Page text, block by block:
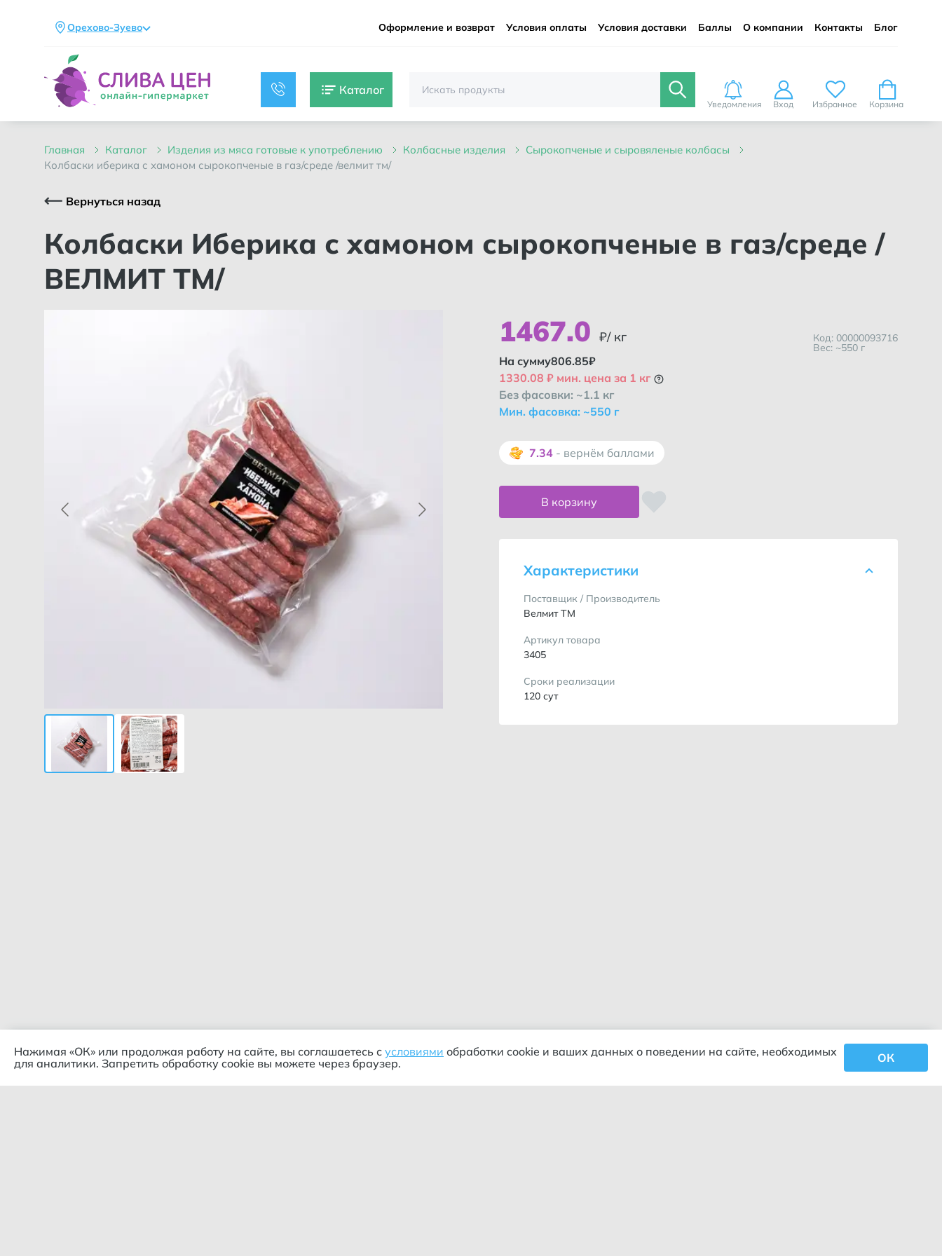
Орехово-Зуево Оформление и возврат Условия оплаты Условия доставки Баллы О компании Контакты Блог
Каталог
Уведомления Вход Избранное Корзина
главная каталог изделия из мяса готовые к употреблению колбасные изделия
сырокопченые и сыровяленые колбасы
колбаски иберика с хамоном сырокопченые в газ/среде /велмит тм/
Вернуться назад
Колбаски Иберика с хамоном сырокопченые в газ/среде /
ВЕЛМИТ ТМ/
1467.0 ₽/ кг Код: 00000093716
Вес: ~550 г
На сумму806.85₽
1330.08 ₽ мин. цена за 1 кг
Без фасовки: ~1.1 кг
Мин. фасовка: ~550 г
7.34 - вернём баллами
В корзину
Характеристики
Поставщик / Производитель
Велмит ТМ
Артикул товара
3405
Сроки реализации
120 сут
Нажимая «ОК» или продолжая работу на сайте, вы соглашаетесь с условиями обработки cookie и ваших данных о поведении на сайте, необходимых
для аналитики. Запретить обработку cookie вы можете через браузер.
ОК